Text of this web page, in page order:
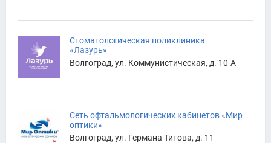
Стоматологическая поликлиника
«Лазурь»
Волгоград, ул. Коммунистическая, д. 10-А
Сеть офтальмологических кабинетов «Мир
оптики»
Волгоград, ул. Германа Титова, д. 11